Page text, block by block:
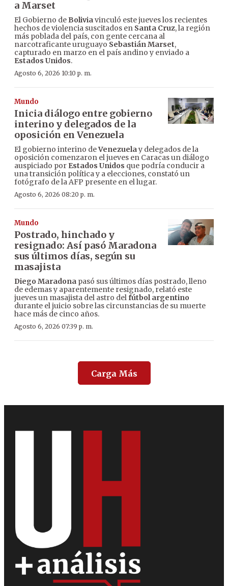
a Marset
El Gobierno de Boliviavinculó este jueves los recientes
hechos de violencia suscitados en Santa Cruz, la región
más poblada del país, con gente cercana al
narcotraficante uruguayo Sebastián Marset,
capturado en marzo en el país andino y enviado a
Estados Unidos.
Agosto 6, 2026 10:10 p. m.
Mundo
Inicia diálogo entre gobierno
interino y delegados de la
oposición en Venezuela
El gobierno interino deVenezuelay delegados de la
oposición comenzaron el jueves en Caracas un diálogo
auspiciado por Estados Unidos que podría conducir a
una transición política y a elecciones, constató un
fotógrafo de la AFP presente en el lugar.
Agosto 6, 2026 08:20 p. m.
Mundo
Postrado, hinchado y
resignado: Así pasó Maradona
sus últimos días, según su
masajista
Diego Maradona pasó sus últimos días postrado, lleno
de edemas y aparentemente resignado, relató este
jueves un masajista del astro delfútbol argentino
durante el juicio sobre las circunstancias de su muerte
hace más de cinco años.
Agosto 6, 2026 07:39 p. m.
Carga Más